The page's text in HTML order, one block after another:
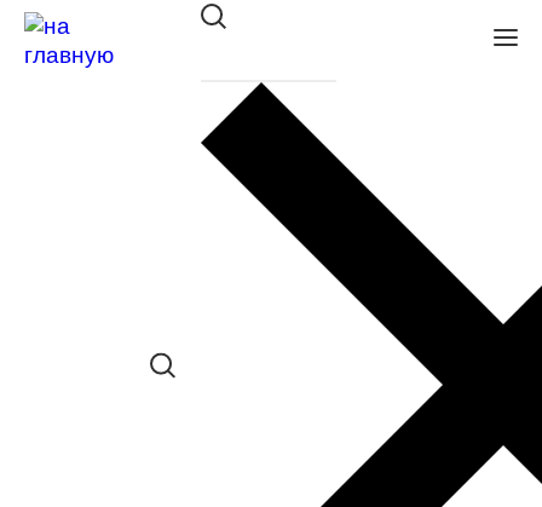
Очки с/з Nice 6005 C1
в наличии (Осталась 1 шт.) *наличие
товара в конкретном салоне
необходимо уточнять отдельно
Сравнить товар